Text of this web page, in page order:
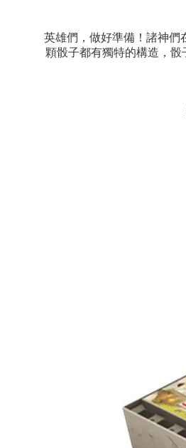
英雄們，做好準備！諸神們
顆骰子都有獨特的構造，